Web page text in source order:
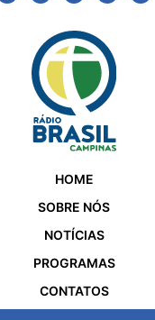
HOME
SOBRE NÓS
NOTÍCIAS
PROGRAMAS
CONTATOS